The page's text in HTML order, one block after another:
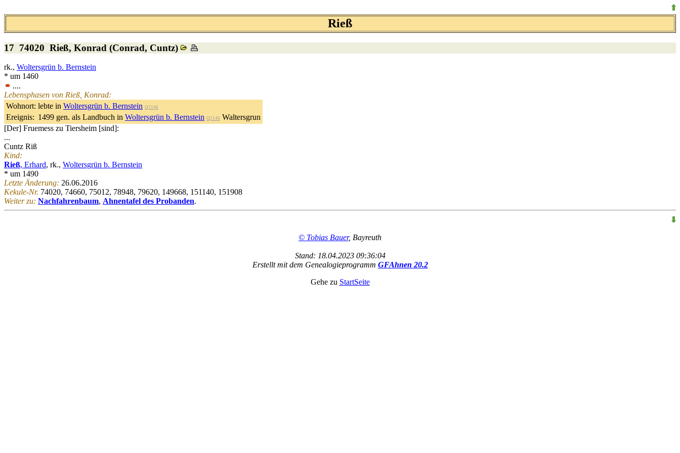
Rieß
17 74020 Rieß, Konrad (Conrad, Cuntz)
rk., Woltersgrün b. Bernstein
* um 1460
⚭ ....
Lebensphasen von Rieß, Konrad:
Wohnort: lebte in Woltersgrün b. Bernstein Q2146
Ereignis: 1499 gen. als Landbuch in Woltersgrün b. Bernstein Q2146 Waltersgrun
[Der] Fruemess zu Tiersheim [sind]:
...
Cuntz Riß
Kind:
Rieß, Erhard, rk., Woltersgrün b. Bernstein
* um 1490
Letzte Änderung: 26.06.2016
Kekule-Nr. 74020, 74660, 75012, 78948, 79620, 149668, 151140, 151908
Weiter zu: Nachfahrenbaum, Ahnentafel des Probanden.
© Tobias Bauer, Bayreuth
Stand: 18.04.2023 09:36:04
Erstellt mit dem Genealogieprogramm GFAhnen 20.2
Gehe zu StartSeite